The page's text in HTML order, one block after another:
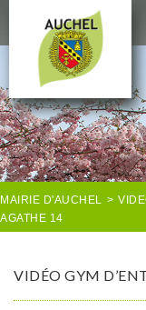
MAIRIE
AU QUOTIDIEN
AGENDA & LOISIRS
AUCHEL EN
MAIRIE D'AUCHEL >
AGATHE 14
VIDÉO GYM